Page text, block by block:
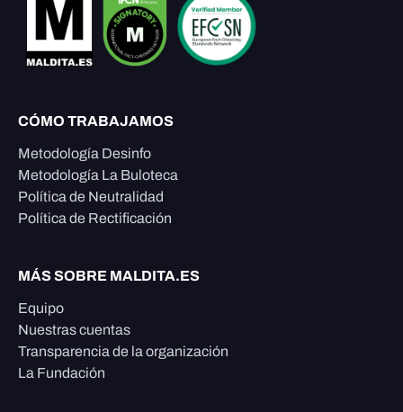
CÓMO TRABAJAMOS
Metodología Desinfo
Metodología La Buloteca
Política de Neutralidad
Política de Rectificación
MÁS SOBRE MALDITA.ES
Equipo
Nuestras cuentas
Transparencia de la organización
La Fundación